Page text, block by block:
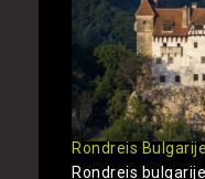
Rondreis
Rondreis